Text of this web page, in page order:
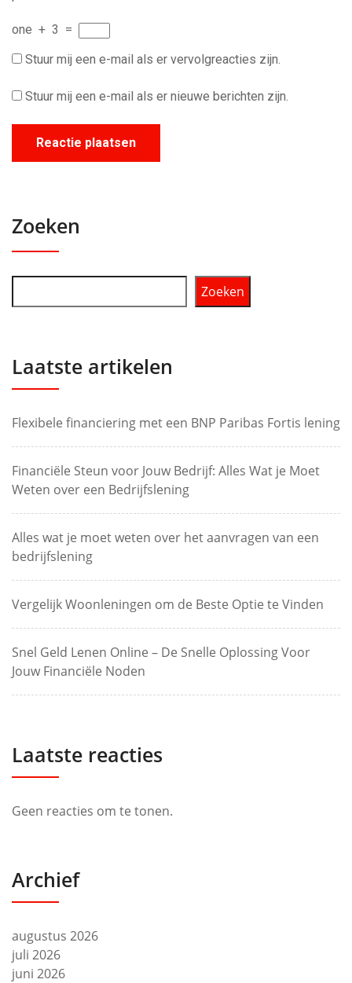
one + 3 =
Stuur mij een e-mail als er vervolgreacties zijn.
Stuur mij een e-mail als er nieuwe berichten zijn.
Zoeken
Zoeken
Laatste artikelen
Flexibele financiering met een BNP Paribas Fortis lening
Financiële Steun voor Jouw Bedrijf: Alles Wat je Moet
Weten over een Bedrijfslening
Alles wat je moet weten over het aanvragen van een
bedrijfslening
Vergelijk Woonleningen om de Beste Optie te Vinden
Snel Geld Lenen Online – De Snelle Oplossing Voor
Jouw Financiële Noden
Laatste reacties
Geen reacties om te tonen.
Archief
augustus 2026
juli 2026
juni 2026